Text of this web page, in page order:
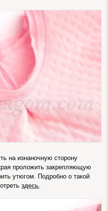
на изнаночную сторону
проложить закрепляющую
утюгом. Подробно о такой
здесь